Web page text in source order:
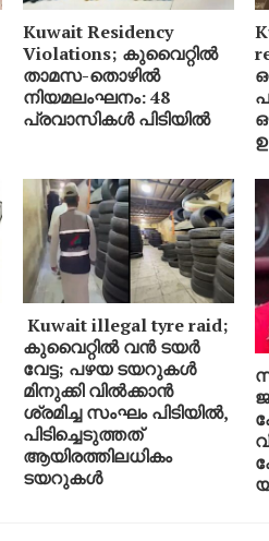
Kuwait Residency
Violations; കുവൈറ്റിൽ
താമസ-തൊഴിൽ
നിയമലംഘനം: 48
പ്രവാസികൾ പിടിയിൽ
Kuwait illegal tyre raid;
കുവൈറ്റിൽ വൻ ടയർ
വേട്ട; പഴയ ടയറുകൾ
മിനുക്കി വിൽക്കാൻ
ശ്രമിച്ച സംഘം പിടിയിൽ,
പിടിച്ചെടുത്തത്
ആയിരത്തിലധികം
ടയറുകൾ